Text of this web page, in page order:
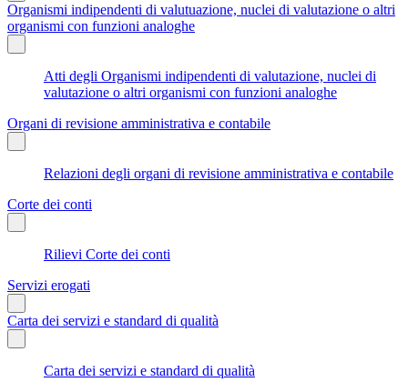
Organismi indipendenti di valutuazione, nuclei di valutazione o altri
organismi con funzioni analoghe
Atti degli Organismi indipendenti di valutazione, nuclei di
valutazione o altri organismi con funzioni analoghe
Organi di revisione amministrativa e contabile
Relazioni degli organi di revisione amministrativa e contabile
Corte dei conti
Rilievi Corte dei conti
Servizi erogati
Carta dei servizi e standard di qualità
Carta dei servizi e standard di qualità